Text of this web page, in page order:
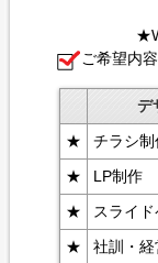
ご希望内
デ
★
チラシ制
★
LP制作
★
スライ
★
社訓・